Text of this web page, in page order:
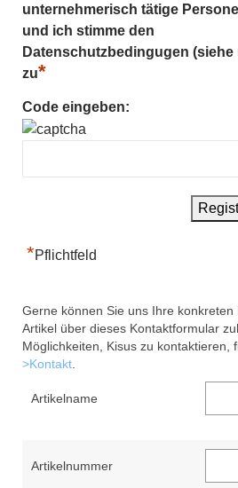
unternehmerisch tätige
und ich stimme den
Datenschutzbedingugen (siehe
zu*
Code eingeben:
*Pflichtfeld
Gerne können Sie uns Ihre konkreten
Artikel über dieses Kontaktformular
Möglichkeiten, Kisus zu kontaktieren,
>Kontakt
Artikelname
Artikelnummer